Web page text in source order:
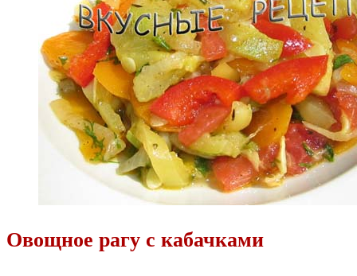
Овощное рагу с кабачками